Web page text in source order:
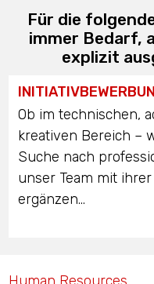
Für die
immer Bedarf,
explizit
Ob im technischen,
kreativen Bereich –
Suche nach
unser Team mit
ergänzen...
Human Resources